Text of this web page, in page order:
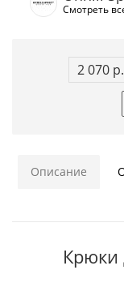
Смотреть
2 070 р.
Описание
Крюки